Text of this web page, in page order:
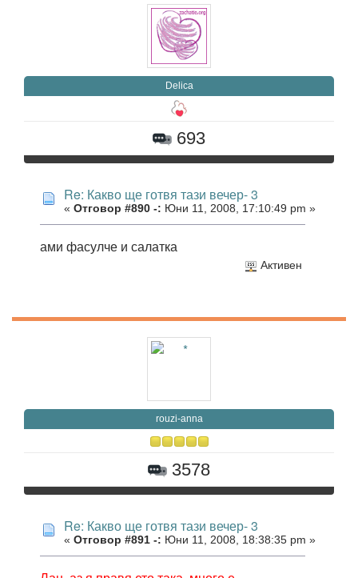
Delica
693
Re: Какво ще готвя тази вечер- 3
« Отговор #890 -: Юни 11, 2008, 17:10:49 pm »
ами фасулче и салатка
Активен
rouzi-anna
3578
Re: Какво ще готвя тази вечер- 3
« Отговор #891 -: Юни 11, 2008, 18:38:35 pm »